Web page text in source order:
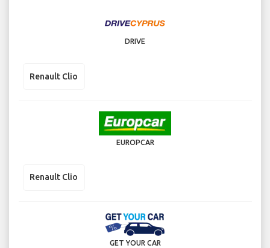
DRIVE
Renault Clio
EUROPCAR
Renault Clio
GET YOUR CAR